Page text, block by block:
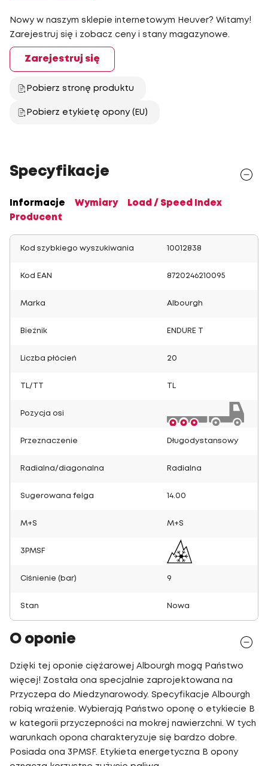
Nowy w naszym sklepie internetowym Heuver? Witamy!
Zarejestruj się i zobacz ceny i stany magazynowe.
Zarejestruj się
Pobierz stronę produktu
Pobierz etykietę opony (EU)
Specyfikacje
Informacje Wymiary
Load / Speed Index
Producent
Kod szybkiego wyszukiwania 10012838
Kod EAN 8720246210095
Marka Albourgh
Bieżnik ENDURE T
Liczba płócień 20
TL/TT
Pozycja osi
Przeznaczenie Długodystansowy
Radialna/diagonalna Radialna
Sugerowana felga 14.00
M+S M+S
3PMSF
Ciśnienie (bar) 9
Stan Nowa
O oponie
Dzięki tej oponie ciężarowej Albourgh mogą Państwo
więcej! Została ona specjalnie zaprojektowana na
Przyczepa do Miedzynarowody. Specyfikacje Albourgh
robią wrażenie. Wybierają Państwo oponę o etykiecie B
w kategorii przyczepności na mokrej nawierzchni. W tych
warunkach opona charakteryzuje się bardzo dobre.
Posiada ona 3PMSF. Etykieta energetyczna B opony